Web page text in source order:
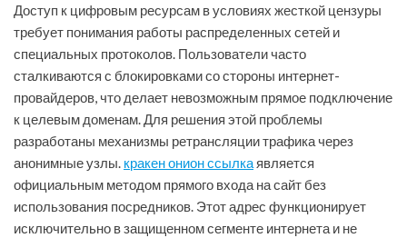
Доступ к цифровым ресурсам в условиях жесткой цензуры
требует понимания работы распределенных сетей и
специальных протоколов. Пользователи часто
сталкиваются с блокировками со стороны интернет-
провайдеров, что делает невозможным прямое подключение
к целевым доменам. Для решения этой проблемы
разработаны механизмы ретрансляции трафика через
анонимные узлы. кракен онион ссылкаявляется
официальным методом прямого входа на сайт без
использования посредников. Этот адрес функционирует
исключительно в защищенном сегменте интернета и не